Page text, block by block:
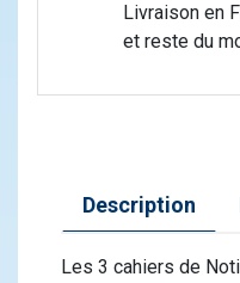
Livraison en
et reste du
Description
Les 3 cahiers de